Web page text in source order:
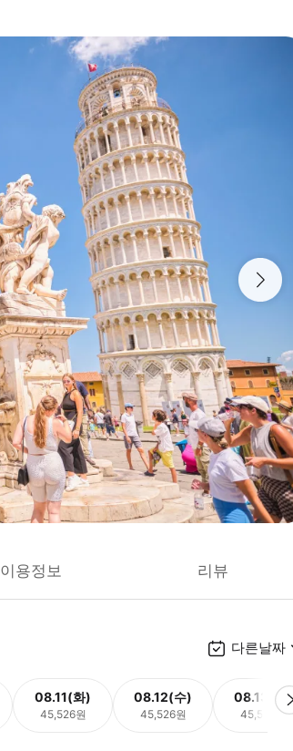
이용정보 리뷰
다른날짜
08.11(화)
45,526원
08.12(수)
45,526원
08.13(목)
45,526원